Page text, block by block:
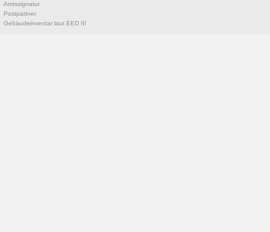
Amtssignatur
Postpartner
Gebäudeinventar laut EED III